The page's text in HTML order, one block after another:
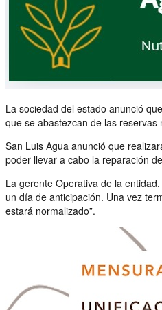
La sociedad del estado anunció
que se abastezcan de las reservas
San Luis Agua anunció que
poder llevar a cabo la reparación
La gerente Operativa de la
un día de anticipación. Una vez
estará normalizado”.